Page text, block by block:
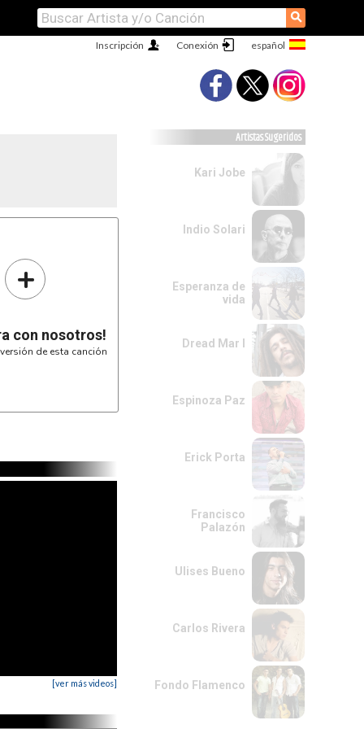
⚲
Conexión
Inscripción
cuerdas,
+
con nosotros!
de esta canción
[ver más videos]
Artistas Sugeridos
Kari Jobe
Indio Solari
Esperanza de
vida
Dread Mar I
Espinoza Paz
Erick Porta
Francisco
Palazón
Ulises Bueno
Carlos Rivera
Fondo Flamenco